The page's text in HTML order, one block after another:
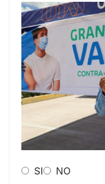
SI NO